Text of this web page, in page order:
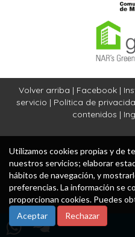
Volver arriba | Facebook|
servicio | Política de
contenidos |
Utilizamos cookies propias y de
nuestros servicios; elaborar
hábitos de navegación, y
preferencias. La información se
proporcionan cookies. Puedes
Aceptar
Rechazar